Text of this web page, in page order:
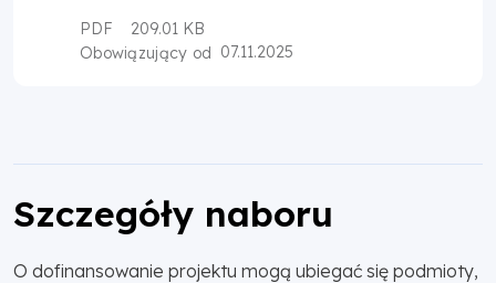
PDF
209.01 KB
Obowiązujący od 07.11.2025
Szczegóły naboru
O dofinansowanie projektu mogą ubiegać się podmioty,